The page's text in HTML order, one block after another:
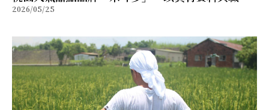
精神打造值得分享的幸福味道
2026/05/25